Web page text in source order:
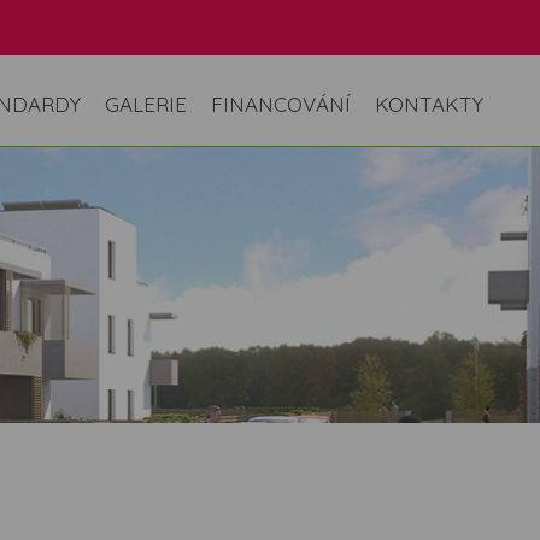
GALERIE FINANCOVÁNÍ KONTAKTY